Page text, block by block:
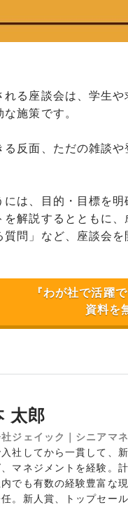
れる座談会は、学生や
施策です。
反面、ただの雑談
には、目的・目標を
解説するとともに
質問」など、座談会
『わが社で活躍
資料を
太郎
ジェイック｜シニアマ
社してから一貫して、
、マネジメントを経験。
でも有数の経験豊富な
。新人賞、トップセー